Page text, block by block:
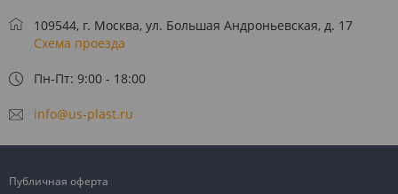
109544, г. Москва, ул. Большая Андроньевская, д. 17
Схема проезда
Пн-Пт: 9:00 - 18:00
info@us-plast.ru
Публичная оферта